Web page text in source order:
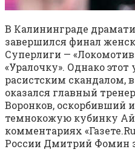
В Калининграде
завершился финал
Суперлиги —
«Уралочку». Однако
расистским скандалом,
оказался главный
Воронков, оскорбивший
темнокожую кубинку
комментариях
России Дмитрий Фомин